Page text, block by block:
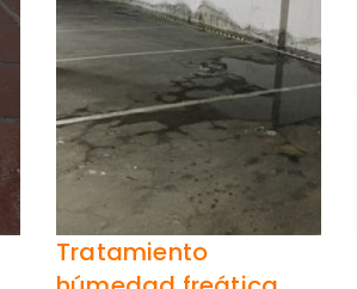
Tratamiento